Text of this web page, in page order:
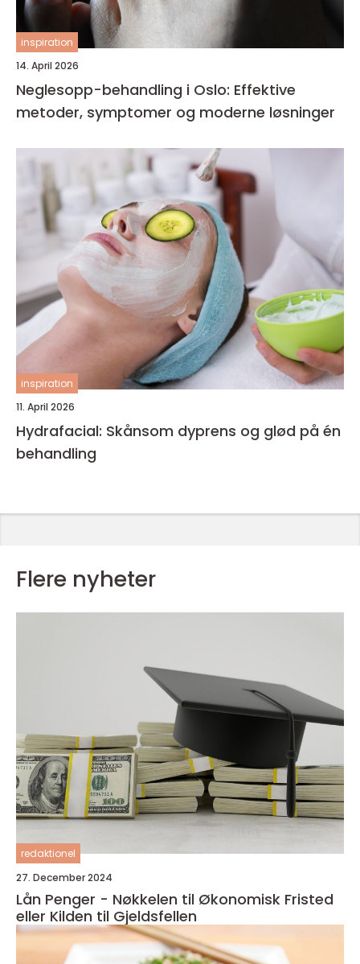
inspiration
14. April 2026
Neglesopp-behandling i Oslo: Effektive
metoder, symptomer og moderne løsninger
inspiration
11. April 2026
Hydrafacial: Skånsom dyprens og glød på én
behandling
Flere nyheter
redaktionel
27. December 2024
Lån Penger - Nøkkelen til Økonomisk Fristed
eller Kilden til Gjeldsfellen